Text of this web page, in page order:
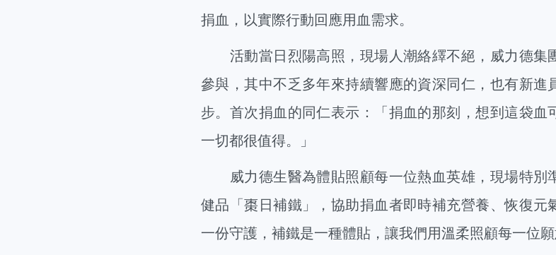
捐血，以實際行動回應用血需求。
活動當日烈陽高照，現場人潮絡繹不絕，威力德集
參與，其中不乏多年來持續響應的資深同仁，也有新進
步。首次捐血的同仁表示：「捐血的那刻，想到這袋血
一切都很值得。」
威力德生醫為體貼照顧每一位熱血英雄，現場特別
健品「棗日補鐵」，協助捐血者即時補充營養、恢復元
一份守護，補鐵是一種體貼，讓我們用溫柔照顧每一位願